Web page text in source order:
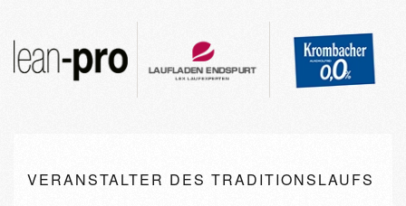
VERANSTALTER DES TRADITIONSLAUFS